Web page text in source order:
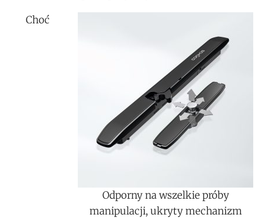
Odporny na wszelkie próby
manipulacji, ukryty mechanizm
Choć